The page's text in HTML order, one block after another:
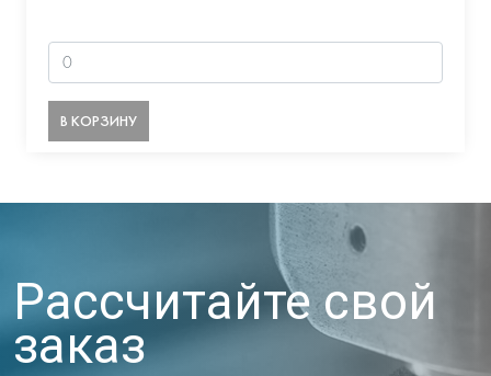
В КОРЗИНУ
Рассчитайте свой
заказ